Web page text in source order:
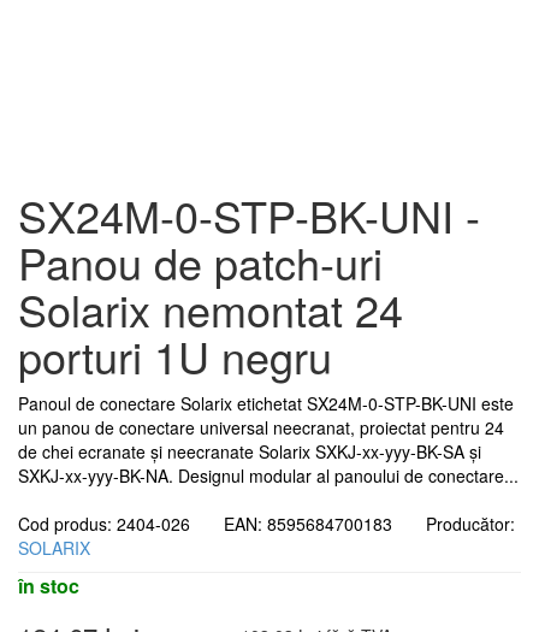
SX24M-0-STP-BK-UNI -
Panou de patch-uri
Solarix nemontat 24
porturi 1U negru
Panoul de conectare Solarix etichetat SX24M-0-STP-BK-UNI este
un panou de conectare universal neecranat, proiectat pentru 24
de chei ecranate și neecranate Solarix SXKJ-xx-yyy-BK-SA și
SXKJ-xx-yyy-BK-NA. Designul modular al panoului de conectare...
Cod produs: 2404-026 EAN: 8595684700183 Producător:
SOLARIX
în stoc